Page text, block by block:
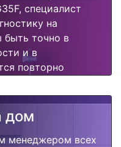
специалист
на
быть точно в
и в
повторно
дом
менеджером всех